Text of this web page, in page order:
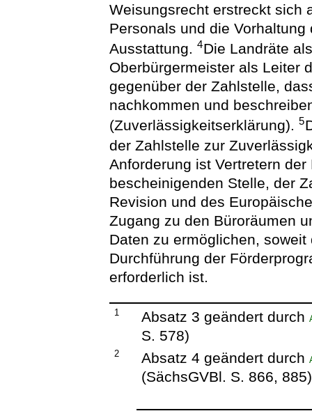
Weisungsrecht erstreckt sich
Personals und die
Ausstattung.4Die Landräte
Oberbürgermeister als Leiter
gegenüber der Zahlstelle,
nachkommen und
(Zuverlässigkeitserklärung).5
der Zahlstelle zur
Anforderung ist Vertretern
bescheinigenden Stelle, der
Revision und des
Zugang zu den Büroräumen
Daten zu ermöglichen,
Durchführung der
erforderlich ist.
1 Absatz 3 geändert durch
S. 578)
2 Absatz 4 geändert durch
(SächsGVBl. S. 866, 885)